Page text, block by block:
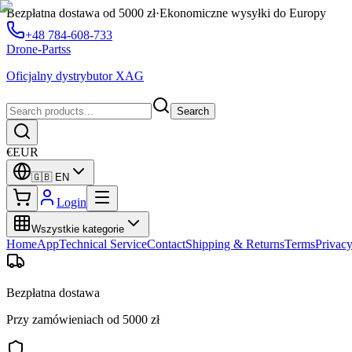
Bezpłatna dostawa od 5000 zł·Ekonomiczne wysyłki do Europy
+48 784-608-733
Drone-Partss
Oficjalny dystrybutor XAG
Search
€EUR
🇬🇧 EN
Login
Wszystkie kategorie
HomeAppTechnical ServiceContactShipping & ReturnsTermsPrivacy
Bezpłatna dostawa
Przy zamówieniach od 5000 zł